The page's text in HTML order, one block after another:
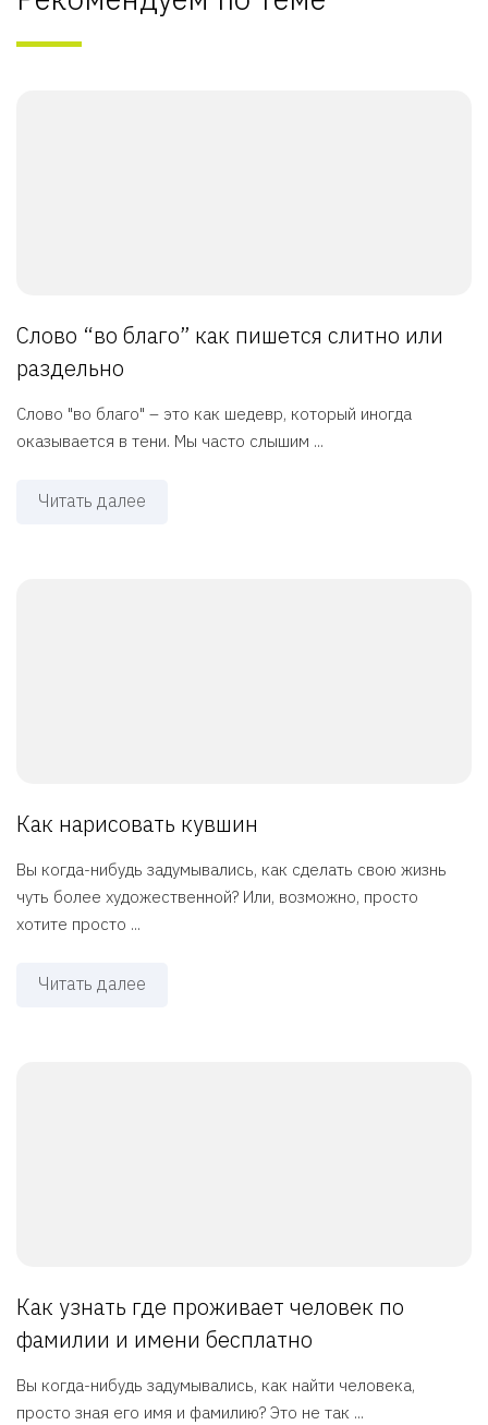
Слово “во благо” как пишется слитно или
раздельно
Слово "во благо" – это как шедевр, который иногда
оказывается в тени. Мы часто слышим ...
Читать далее
Как нарисовать кувшин
Вы когда-нибудь задумывались, как сделать свою жизнь
чуть более художественной? Или, возможно, просто
хотите просто ...
Читать далее
Как узнать где проживает человек по
фамилии и имени бесплатно
Вы когда-нибудь задумывались, как найти человека,
просто зная его имя и фамилию? Это не так ...